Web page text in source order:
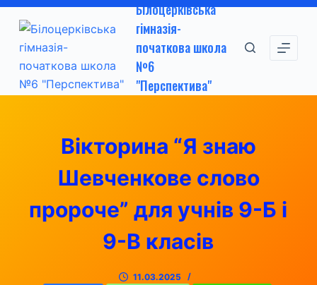
П
е
р
е
й
Білоцерківська
гімназія-
початкова школа
№6
"Перспектива"
Вікторина “Я знаю
Шевченкове слово
пророче” для учнів 9-Б і
9-В класів
11.03.2025